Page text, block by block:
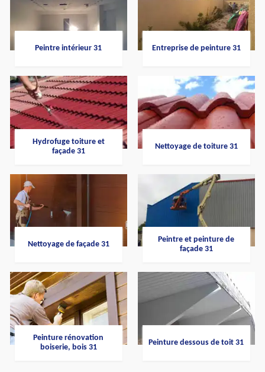
Peintre intérieur 31 Entreprise de peinture 31
Hydrofuge toiture et
façade 31
Nettoyage de toiture 31
Nettoyage de façade 31
Peintre et peinture de
façade 31
Peinture rénovation
boiserie, bois 31
Peinture dessous de toit 31